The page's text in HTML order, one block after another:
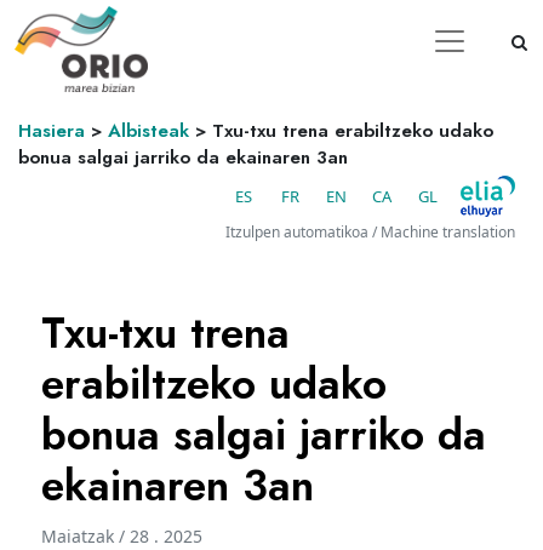
Hasiera > Albisteak > Txu-txu trena erabiltzeko udako
bonua salgai jarriko da ekainaren 3an
ES FR EN CA GL
Itzulpen automatikoa / Machine translation
Txu-txu trena
erabiltzeko udako
bonua salgai jarriko da
ekainaren 3an
Maiatzak / 28 . 2025